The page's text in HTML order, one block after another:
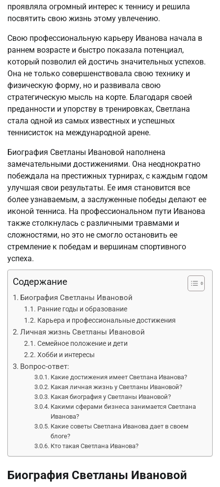
проявляла огромный интерес к теннису и решила
посвятить свою жизнь этому увлечению.
Свою профессиональную карьеру Иванова начала в
раннем возрасте и быстро показала потенциал,
который позволил ей достичь значительных успехов.
Она не только совершенствовала свою технику и
физическую форму, но и развивала свою
стратегическую мысль на корте. Благодаря своей
преданности и упорству в тренировках, Светлана
стала одной из самых известных и успешных
теннисисток на международной арене.
Биография Светланы Ивановой наполнена
замечательными достижениями. Она неоднократно
побеждала на престижных турнирах, с каждым годом
улучшая свои результаты. Ее имя становится все
более узнаваемым, а заслуженные победы делают ее
иконой тенниса. На профессиональном пути Иванова
также столкнулась с различными травмами и
сложностями, но это не смогло остановить ее
стремление к победам и вершинам спортивного
успеха.
Содержание
Биография Светланы Ивановой
Ранние годы и образование
Карьера и профессиональные достижения
Личная жизнь Светланы Ивановой
Семейное положение и дети
Хобби и интересы
Вопрос-ответ:
Какие достижения имеет Светлана Иванова?
Какая личная жизнь у Светланы Ивановой?
Какая биография у Светланы Ивановой?
Какими сферами бизнеса занимается Светлана
Иванова?
Какие советы Светлана Иванова дает в своем
блоге?
Кто такая Светлана Иванова?
Биография Светланы Ивановой